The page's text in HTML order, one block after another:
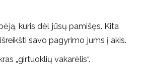
kuris dėl jūsų pamišęs. Kita
savo pagyrimo jums į akis.
„girtuoklių vakarėlis“.